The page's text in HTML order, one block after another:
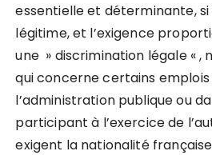
essentielle et déterminante, si
légitime, et l’exigence
une » discrimination légale «
qui concerne certains emplois
l’administration publique ou
participant à l’exercice de
exigent la nationalité